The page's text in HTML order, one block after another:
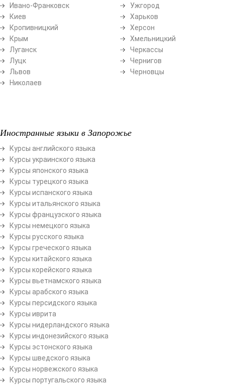
Ивано-Франковск
Киев
Кропивницкий
Крым
Луганск
Луцк
Львов
Николаев
Ужгород
Харьков
Херсон
Хмельницкий
Черкассы
Чернигов
Черновцы
Иностранные языки в Запорожье
Курсы английского языка
Курсы украинского языка
Курсы японского языка
Курсы турецкого языка
Курсы испанского языка
Курсы итальянского языка
Курсы французского языка
Курсы немецкого языка
Курсы русского языка
Курсы греческого языка
Курсы китайского языка
Курсы корейского языка
Курсы вьетнамского языка
Курсы арабского языка
Курсы персидского языка
Курсы иврита
Курсы нидерландского языка
Курсы индонезийского языка
Курсы эстонского языка
Курсы шведского языка
Курсы норвежского языка
Курсы португальского языка